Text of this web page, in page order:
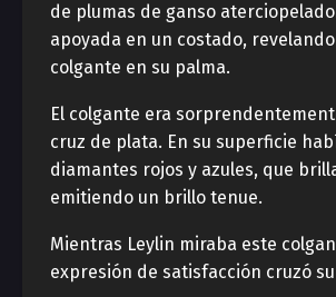
de plumas de ganso
apoyada en un costado,
colgante en su palma.
El colgante era
cruz de plata. En su superficie
diamantes rojos y azules, que
emitiendo un brillo tenue.
Mientras Leylin miraba este
expresión de satisfacción cruzó